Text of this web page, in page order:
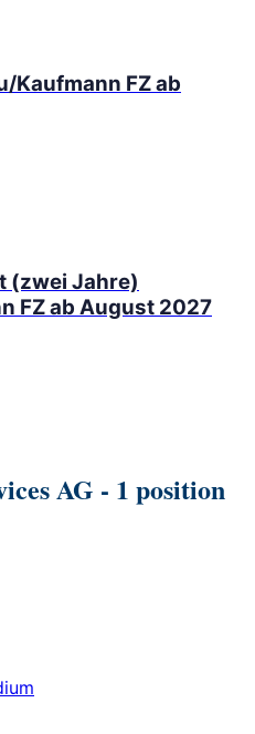
Kaufmann FZ ab
(zwei Jahre)
FZ ab August 2027
AG - 1 position